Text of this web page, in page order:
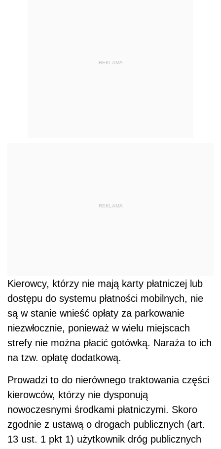
REKLAMA
REKLAMA
Kierowcy, którzy nie mają karty płatniczej lub
dostępu do systemu płatności mobilnych, nie
są w stanie wnieść opłaty za parkowanie
niezwłocznie, ponieważ w wielu miejscach
strefy nie można płacić gotówką. Naraża to ich
na tzw. opłatę dodatkową.
Prowadzi to do nierównego traktowania części
kierowców, którzy nie dysponują
nowoczesnymi środkami płatniczymi. Skoro
zgodnie z ustawą o drogach publicznych (art.
13 ust. 1 pkt 1) użytkownik dróg publicznych